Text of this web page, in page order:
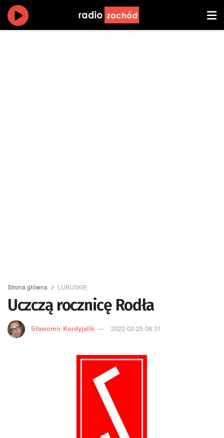
Strona główna LUBUSKIE
Uczczą rocznicę Rodła
Sławomir Kordyjalik 2022-02-25 06:31